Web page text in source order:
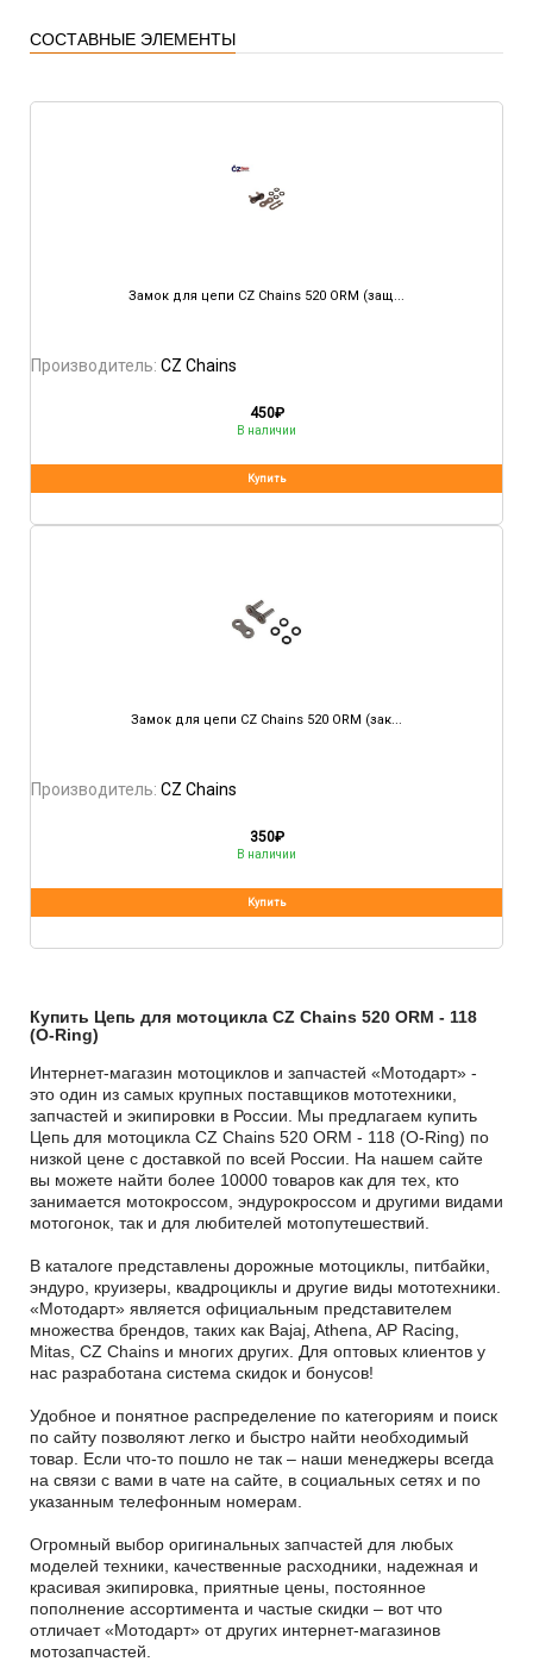
СОСТАВНЫЕ ЭЛЕМЕНТЫ
Замок для цепи CZ Chains 520 ORM (защ...
Производитель: CZ Chains
450₽
В наличии
Замок для цепи CZ Chains 520 ORM (зак...
Производитель: CZ Chains
350₽
В наличии
Купить Цепь для мотоцикла CZ Chains 520 ORM - 118
(O-Ring)
Интернет-магазин мотоциклов и запчастей «Мотодарт» -
это один из самых крупных поставщиков мототехники,
запчастей и экипировки в России. Мы предлагаем купить
Цепь для мотоцикла CZ Chains 520 ORM - 118 (O-Ring) по
низкой цене с доставкой по всей России. На нашем сайте
вы можете найти более 10000 товаров как для тех, кто
занимается мотокроссом, эндурокроссом и другими видами
мотогонок, так и для любителей мотопутешествий.
В каталоге представлены дорожные мотоциклы, питбайки,
эндуро, круизеры, квадроциклы и другие виды мототехники.
«Мотодарт» является официальным представителем
множества брендов, таких как Bajaj, Athena, AP Racing,
Mitas, CZ Chains и многих других. Для оптовых клиентов у
нас разработана система скидок и бонусов!
Удобное и понятное распределение по категориям и поиск
по сайту позволяют легко и быстро найти необходимый
товар. Если что-то пошло не так – наши менеджеры всегда
на связи с вами в чате на сайте, в социальных сетях и по
указанным телефонным номерам.
Огромный выбор оригинальных запчастей для любых
моделей техники, качественные расходники, надежная и
красивая экипировка, приятные цены, постоянное
пополнение ассортимента и частые скидки – вот что
отличает «Мотодарт» от других интернет-магазинов
мотозапчастей.